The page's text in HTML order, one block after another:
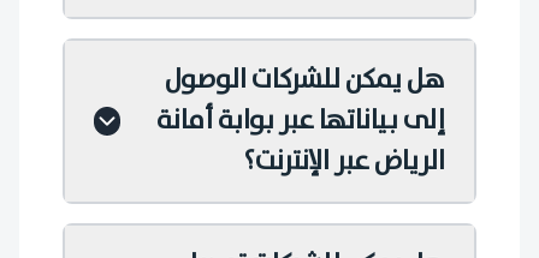
هل يمكن للشركات الوصول
إلى بياناتها عبر بوابة أمانة
الرياض عبر الإنترنت؟